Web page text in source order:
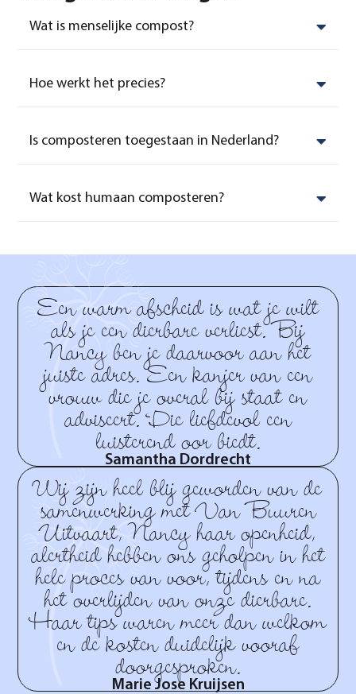
Wat is menselijke compost?
Hoe werkt het precies?
Is composteren toegestaan in Nederland?
Wat kost humaan composteren?
Een warm afscheid is wat je wilt
als je een dierbare verliest. Bij
Nancy ben je daarvoor aan het
juiste adres. Een kanjer van een
vrouw die je overal bij staat en
adviseert. Die liefdevol een
luisterend oor biedt.
Samantha Dordrecht
Wij zijn heel blij geworden van de
samenwerking met Van Buuren
Uitvaart, Nancy haar openheid,
alertheid hebben ons geholpen in het
hele proces van voor, tijdens en na
het overlijden van onze dierbare.
Haar tips waren meer dan welkom
en de kosten duidelijk vooraf
doorgesproken.
Marie Jose Kruijsen